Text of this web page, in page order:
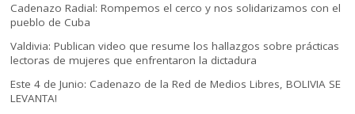
Cadenazo Radial: Rompemos el cerco y nos solidarizamos con el
pueblo de Cuba
Valdivia: Publican video que resume los hallazgos sobre prácticas
lectoras de mujeres que enfrentaron la dictadura
Este 4 de Junio: Cadenazo de la Red de Medios Libres, BOLIVIA SE
LEVANTA!